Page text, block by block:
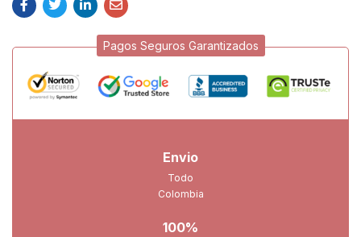
Pagos Seguros Garantizados
Envio
Todo
Colombia
100%